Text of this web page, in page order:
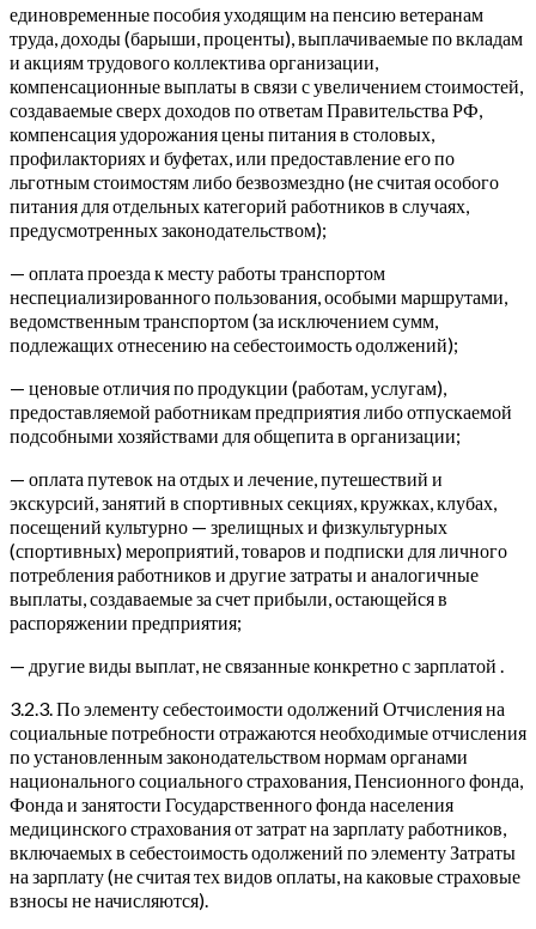
единовременные пособия уходящим на пенсию ветеранам
труда, доходы (барыши, проценты), выплачиваемые по вкладам
и акциям трудового коллектива организации,
компенсационные выплаты в связи с увеличением стоимостей,
создаваемые сверх доходов по ответам Правительства РФ,
компенсация удорожания цены питания в столовых,
профилакториях и буфетах, или предоставление его по
льготным стоимостям либо безвозмездно (не считая особого
питания для отдельных категорий работников в случаях,
предусмотренных законодательством);
— оплата проезда к месту работы транспортом
неспециализированного пользования, особыми маршрутами,
ведомственным транспортом (за исключением сумм,
подлежащих отнесению на себестоимость одолжений);
— ценовые отличия по продукции (работам, услугам),
предоставляемой работникам предприятия либо отпускаемой
подсобными хозяйствами для общепита в организации;
— оплата путевок на отдых и лечение, путешествий и
экскурсий, занятий в спортивных секциях, кружках, клубах,
посещений культурно — зрелищных и физкультурных
(спортивных) мероприятий, товаров и подписки для личного
потребления работников и другие затраты и аналогичные
выплаты, создаваемые за счет прибыли, остающейся в
распоряжении предприятия;
— другие виды выплат, не связанные конкретно с зарплатой .
3.2.3. По элементу себестоимости одолжений Отчисления на
социальные потребности отражаются необходимые отчисления
по установленным законодательством нормам органами
национального социального страхования, Пенсионного фонда,
Фонда и занятости Государственного фонда населения
медицинского страхования от затрат на зарплату работников,
включаемых в себестоимость одолжений по элементу Затраты
на зарплату (не считая тех видов оплаты, на каковые страховые
взносы не начисляются).